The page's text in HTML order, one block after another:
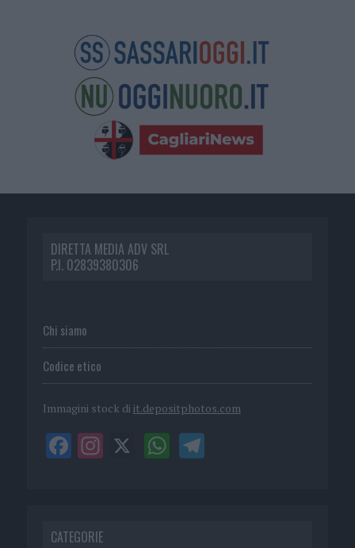
DIRETTA MEDIA ADV SRL
P.I. 02839380306
Chi siamo
Codice etico
Immagini stock di it.depositphotos.com
CATEGORIE